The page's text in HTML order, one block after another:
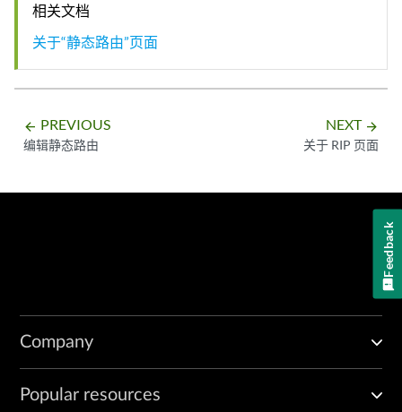
相关文档
关于“静态路由”页面
arrow_backward PREVIOUS
编辑静态路由
NEXT arrow_forward
关于 RIP 页面
Company
Popular resources
Feedback